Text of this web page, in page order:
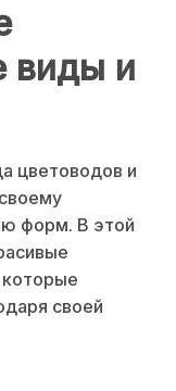
виды и
цветоводов и
форм. В этой
своей